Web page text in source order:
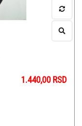
1.440,00 RSD